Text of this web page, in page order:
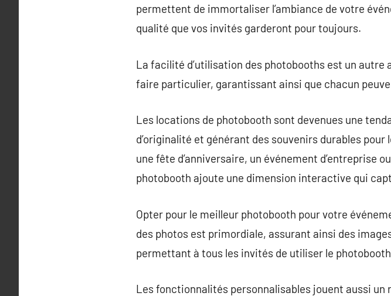
permettent de immortaliser l’ambiance de votre
qualité que vos invités garderont pour toujours.
La facilité d’utilisation des photobooths est un
faire particulier, garantissant ainsi que chacun
Les locations de photobooth sont devenues une
d’originalité et générant des souvenirs durables
une fête d’anniversaire, un événement d’entreprise
photobooth ajoute une dimension interactive qui
Opter pour le meilleur photobooth pour votre
des photos est primordiale, assurant ainsi des
permettant à tous les invités de utiliser le
Les fonctionnalités personnalisables jouent aussi